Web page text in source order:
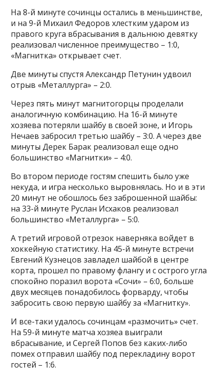
На 8-й минуте сочинцы остались в меньшинстве,
и на 9-й Михаил Федоров хлестким ударом из
правого круга вбрасывания в дальнюю девятку
реализовал численное преимущество – 1:0,
«Магнитка» открывает счет.
Две минуты спустя Александр Петунин удвоил
отрыв «Металлурга» – 2:0.
Через пять минут магнитогорцы проделали
аналогичную комбинацию. На 16-й минуте
хозяева потеряли шайбу в своей зоне, и Игорь
Нечаев забросил третью шайбу – 3:0. А через две
минуты Дерек Барак реализовал еще одно
большинство «Магнитки» – 4:0.
Во втором периоде гостям спешить было уже
некуда, и игра несколько выровнялась. Но и в эти
20 минут не обошлось без заброшенной шайбы:
на 33-й минуте Руслан Исхаков реализовал
большинство «Металлурга» – 5:0.
А третий игровой отрезок наверняка войдет в
хоккейную статистику. На 45-й минуте встречи
Евгений Кузнецов завладел шайбой в центре
корта, прошел по правому флангу и с острого угла
спокойно поразил ворота «Сочи» – 6:0, больше
двух месяцев понадобилось форварду, чтобы
забросить свою первую шайбу за «Магнитку».
И все-таки удалось сочинцам «размочить» счет.
На 59-й минуте матча хозяеа выиграли
вбрасывание, и Сергей Попов без каких-либо
помех отправил шайбу под перекладину ворот
гостей – 1:6.